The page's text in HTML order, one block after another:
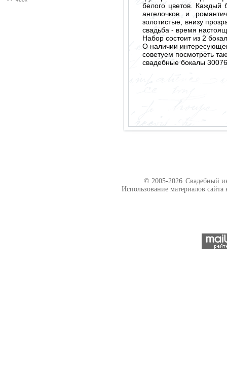
белого цветов. Каждый
ангелочков и
золотистые, внизу
свадьба - время
Набор состоит из 2
О наличии
советуем посмотреть
свадебные бокалы
© 2005-2026 Свадебный
Использование материалов